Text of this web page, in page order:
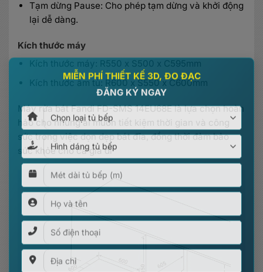
MIỄN PHÍ THIẾT KẾ 3D, ĐO ĐẠC
Tạm dừng Pause: Cho phép tạm dừng và khởi động
lại dễ dàng.
Kích thước máy
Kích thước máy: R550 x S500 x C595mm
Kích thước âm tủ: R600 x S550 x C600mm
Máy rửa bát Fandi FD-SMS 14EU68E là lựa chọn hoàn
hảo cho những ai muốn tiết kiệm thời gian và công
sức trong việc dọn dẹp bát đĩa, đồng thời đảm bảo
sức khỏe cho cả gia đì